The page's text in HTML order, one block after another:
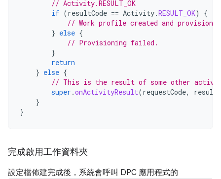
// Activity.RESULT_OK
if (resultCode == Activity.RESULT_OK)
{
// Work profile created and
} else {
// Provisioning failed.
}
return
} else {
// This is the result of some other
super .onActivityResult(requestCode,
}
}
完成啟用工作資料夾
設定檔佈建完成後，系統會呼叫 DPC 應用程式的